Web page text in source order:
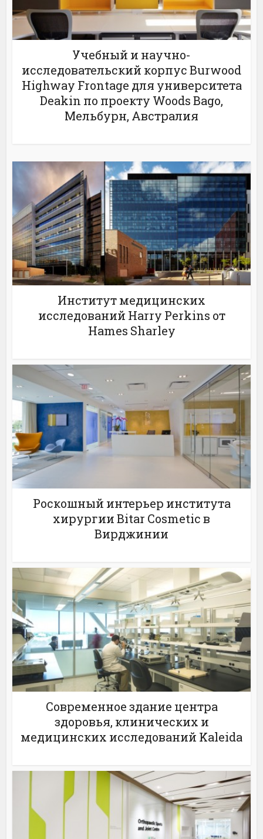
Учебный и научно-
исследовательский корпус Burwood
Highway Frontage для университета
Deakin по проекту Woods Bago,
Мельбурн, Австралия
Институт медицинских
исследований Harry Perkins от
Hames Sharley
Роскошный интерьер института
хирургии Bitar Cosmetic в
Вирджинии
Современное здание центра
здоровья, клинических и
медицинских исследований Kaleida